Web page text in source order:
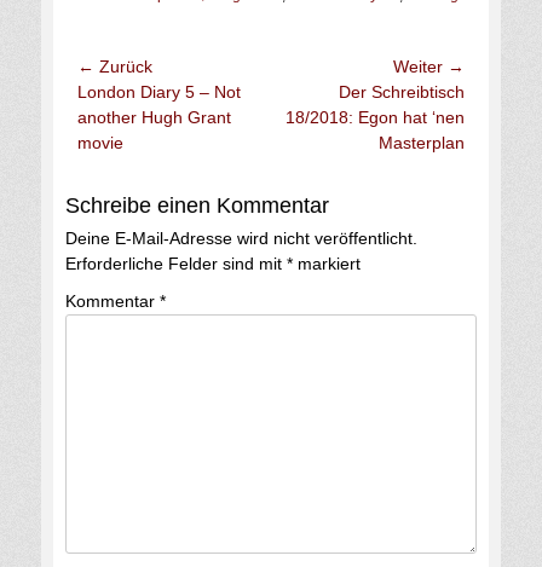
← Zurück
London Diary 5 – Not
another Hugh Grant
movie
Weiter →
Der Schreibtisch
18/2018: Egon hat ‘nen
Masterplan
Schreibe einen Kommentar
Deine E-Mail-Adresse wird nicht veröffentlicht.
Erforderliche Felder sind mit * markiert
Kommentar *